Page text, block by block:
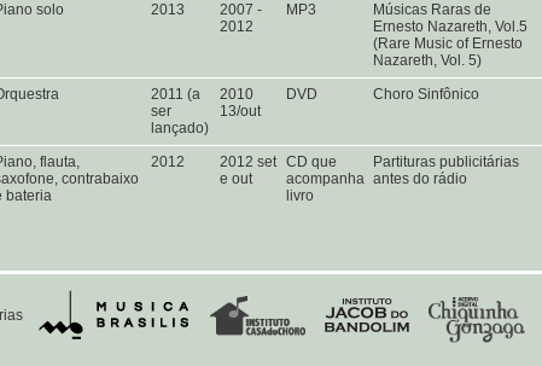
solo 2013
2007 -
2012
MP3
Músicas Raras de
Ernesto Nazareth, Vol.5
(Rare Music of Ernesto
Nazareth, Vol. 5)
2011 (a
ser
lançado)
2010
13/out
DVD Choro Sinfônico
flauta,
contrabaixo
bateria
2012
2012 set
e out
CD que
acompanha
livro
Partituras publicitárias
antes do rádio